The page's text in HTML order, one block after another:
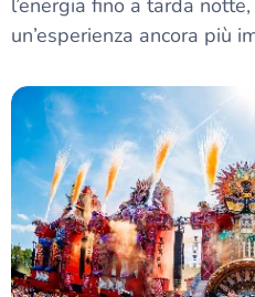
l’energia fino a tarda
un’esperienza ancora più